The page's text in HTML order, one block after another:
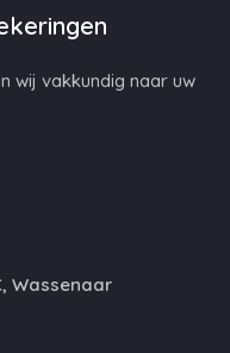
wij vakkundig naar uw
Wassenaar